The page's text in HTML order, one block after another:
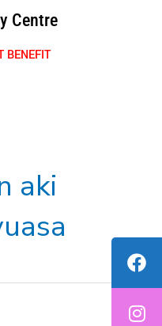
Centre
BENEFIT
aki